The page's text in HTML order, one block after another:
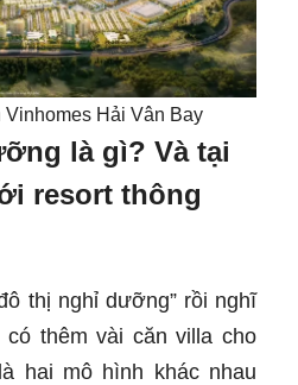
Hải Vân Bay
là gì? Và tại
resort thông
thị nghỉ dưỡng” rồi nghĩ
có thêm vài căn villa cho
hai mô hình khác nhau